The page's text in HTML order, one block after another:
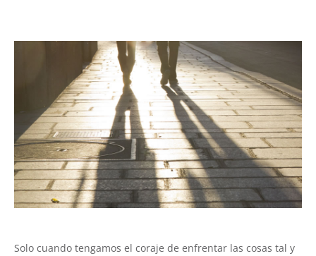
Solo cuando tengamos el coraje de enfrentar las cosas tal y